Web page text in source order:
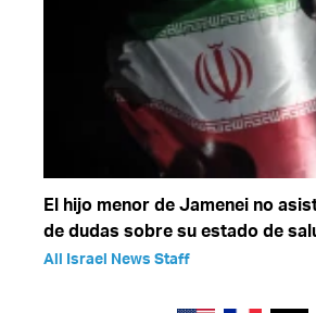
El hijo menor de Jamenei no
de dudas sobre su estado de
All Israel News Staff